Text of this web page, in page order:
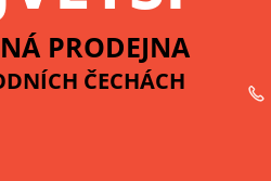
PRODEJNA
ČECHÁCH